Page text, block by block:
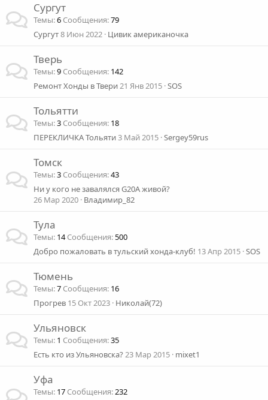
Сургут
Темы 6 Сообщения 79
Сургут8 Июн 2022 Цивик американочка
Тверь
Темы 9 Сообщения 142
Ремонт Хонды в Твери21 Янв 2015 SOS
Тольятти
Темы 3 Сообщения 18
ПЕРЕКЛИЧКА Тольяти3 Май 2015 Sergey59rus
Томск
Темы 3 Сообщения 43
Ни у кого не завалялся G20A живой?
26 Мар 2020 Владимир_82
Тула
Темы 14 Сообщения 500
Добро пожаловать в тульский хонда-клуб! 13 Апр 2015 SOS
Тюмень
Темы 7 Сообщения 16
Прогрев 15 Окт 2023 Николай(72)
Ульяновск
Темы 1 Сообщения 35
Есть кто из Ульяновска?23 Мар 2015 mixet1
Уфа
Темы 17 Сообщения 232